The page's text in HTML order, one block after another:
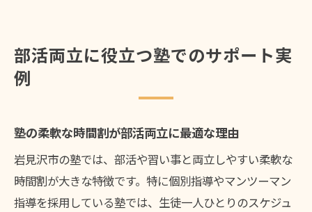
部活両立に役立つ塾でのサポート実
例
塾の柔軟な時間割が部活両立に最適な理由
岩見沢市の塾では、部活や習い事と両立しやすい柔軟な
時間割が大きな特徴です。特に個別指導やマンツーマン
指導を採用している塾では、生徒一人ひとりのスケジュ